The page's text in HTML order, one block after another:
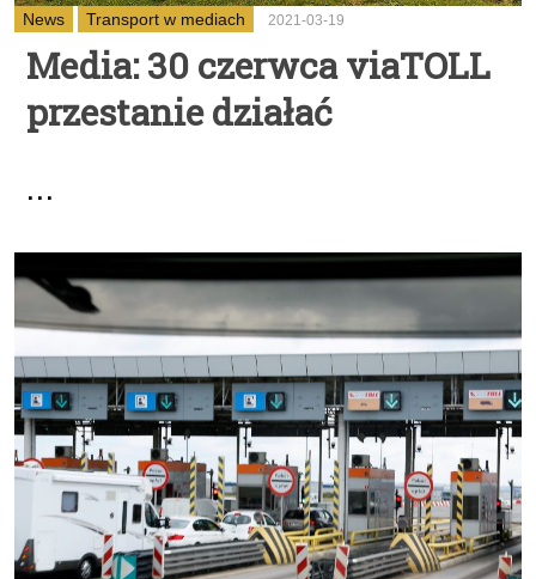
News Transport w mediach 2021-03-19
Media: 30 czerwca viaTOLL
przestanie działać
...